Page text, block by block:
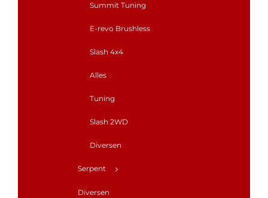
Summit Tuning
E-revo Brushless
Slash 4x4
Alles
Tuning
Slash 2WD
Diversen
Serpent
Diversen